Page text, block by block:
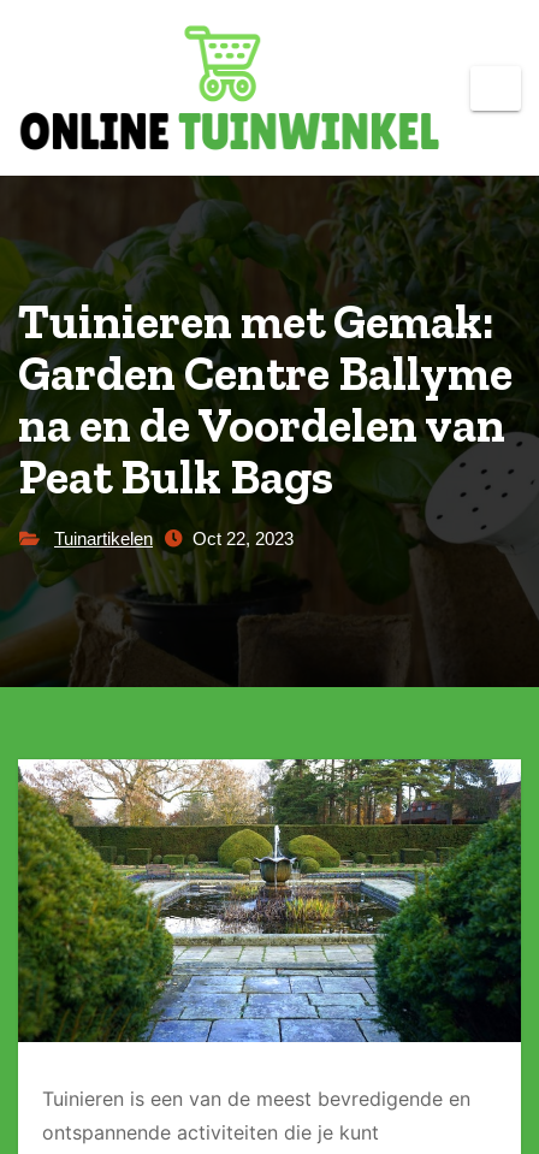
Tuinieren met Gemak:
Garden Centre Ballyme
na en de Voordelen van
Peat Bulk Bags
Tuinartikelen Oct 22, 2023
Tuinieren is een van de meest bevredigende en
ontspannende activiteiten die je kunt